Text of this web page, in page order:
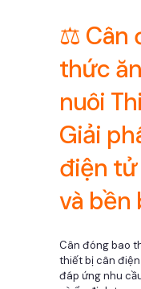
⚖️ Cân
thức
nuôi
Giải
điện
và bền
Cân đóng bao
thiết bị cân
đáp ứng nhu